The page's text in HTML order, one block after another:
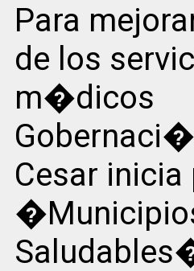
Para
de los
m�dicos
Cesar